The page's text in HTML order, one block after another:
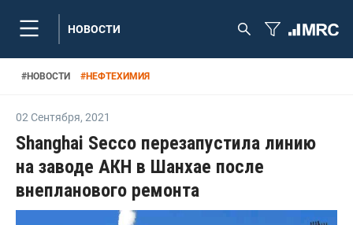
НОВОСТИ
#НОВОСТИ #НЕФТЕХИМИЯ
02 Сентября, 2021
Shanghai Secco перезапустила линию
на заводе АКН в Шанхае после
внепланового ремонта